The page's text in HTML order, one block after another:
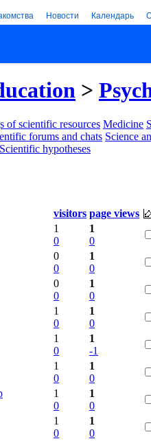
Новости Календарь
>
of scientific resources Medicine
forums and chats Science
Scientific hypotheses
visitors page views
1
0
1
0
0
0
1
0
0
0
1
0
1
0
1
0
1
0
1
-1
1
0
1
0
1
0
1
0
1
0
1
0